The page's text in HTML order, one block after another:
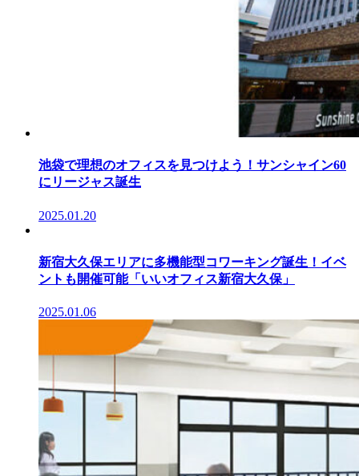
池袋で理想のオフィスを見つけよう！サンシャイン60
にリージャス誕生
2025.01.20
新宿大久保エリアに多機能型コワーキング誕生！イベ
ントも開催可能「いいオフィス新宿大久保」
2025.01.06